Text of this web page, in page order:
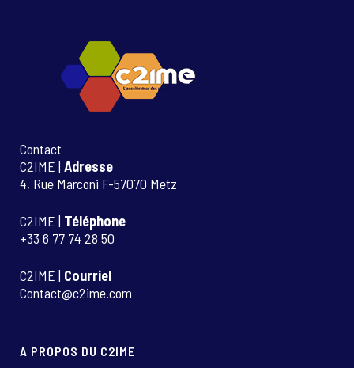
Contact
C2IME | Adresse
4, Rue Marconi F-57070 Metz
C2IME | Téléphone
+33 6 77 74 28 50
C2IME | Courriel
Contact@c2ime.com
A PROPOS DU C2IME